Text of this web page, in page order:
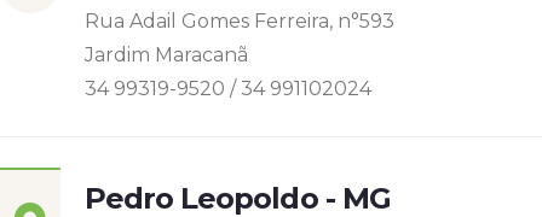
Rua Adail Gomes Ferreira, n°593
Jardim Maracanã
34 99319-9520 / 34 991102024
Pedro Leopoldo - MG